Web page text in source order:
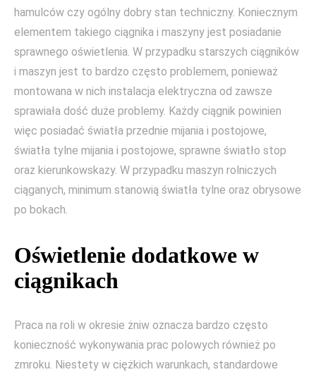
hamulców czy ogólny dobry stan techniczny. Koniecznym
elementem takiego ciągnika i maszyny jest posiadanie
sprawnego oświetlenia. W przypadku starszych ciągników
i maszyn jest to bardzo często problemem, ponieważ
montowana w nich instalacja elektryczna od zawsze
sprawiała dość duże problemy. Każdy ciągnik powinien
więc posiadać światła przednie mijania i postojowe,
światła tylne mijania i postojowe, sprawne światło stop
oraz kierunkowskazy. W przypadku maszyn rolniczych
ciąganych, minimum stanowią światła tylne oraz obrysowe
po bokach.
Oświetlenie dodatkowe w
ciągnikach
Praca na roli w okresie żniw oznacza bardzo często
konieczność wykonywania prac polowych również po
zmroku. Niestety w ciężkich warunkach, standardowe